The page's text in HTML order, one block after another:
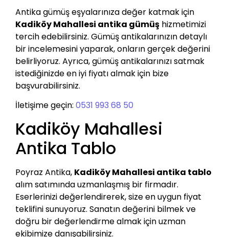
Antika gümüş eşyalarınıza değer katmak için
Kadiköy Mahallesi antika gümüş hizmetimizi
tercih edebilirsiniz. Gümüş antikalarınızın detaylı
bir incelemesini yaparak, onların gerçek değerini
belirliyoruz. Ayrıca, gümüş antikalarınızı satmak
istediğinizde en iyi fiyatı almak için bize
başvurabilirsiniz.
İletişime geçin: 0531 993 68 50
Kadiköy Mahallesi
Antika Tablo
Poyraz Antika, Kadiköy Mahallesi antika tablo
alım satımında uzmanlaşmış bir firmadır.
Eserlerinizi değerlendirerek, size en uygun fiyat
teklifini sunuyoruz. Sanatın değerini bilmek ve
doğru bir değerlendirme almak için uzman
ekibimize danışabilirsiniz.